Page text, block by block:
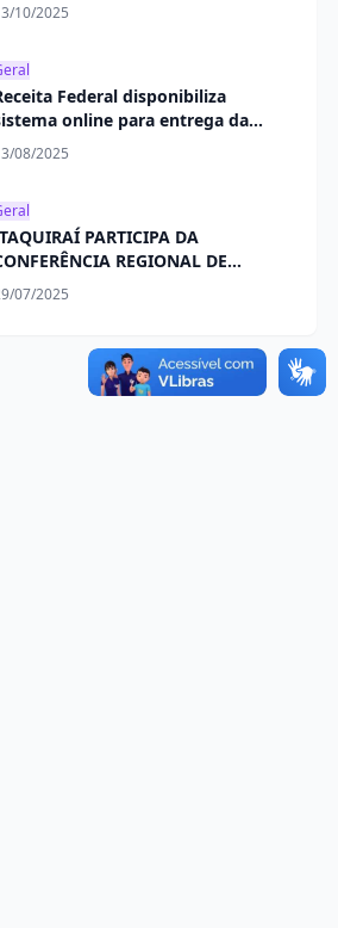
10/2025
Federal disponibiliza
online para entrega da
2025
08/2025
PARTICIPA DA
REGIONAL DE
PÚBLICAS PARA
07/2025